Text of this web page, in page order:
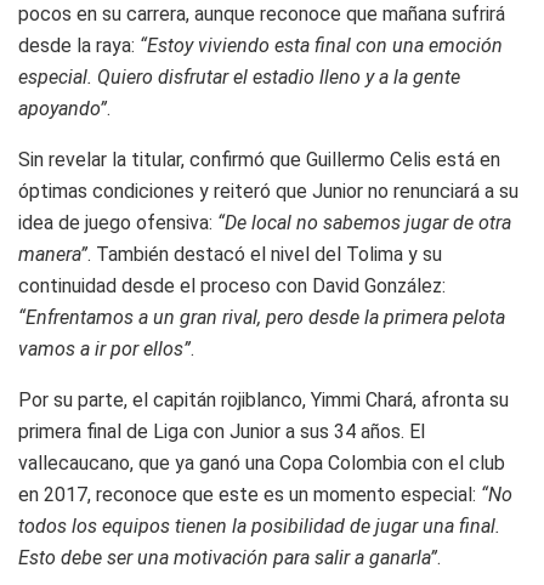
pocos en su carrera, aunque reconoce que mañana sufrirá
desde la raya: “Estoy viviendo esta final con una emoción
especial. Quiero disfrutar el estadio lleno y a la gente
apoyando”.
Sin revelar la titular, confirmó que Guillermo Celis está en
óptimas condiciones y reiteró que Junior no renunciará a su
idea de juego ofensiva: “De local no sabemos jugar de otra
manera”. También destacó el nivel del Tolima y su
continuidad desde el proceso con David González:
“Enfrentamos a un gran rival, pero desde la primera pelota
vamos a ir por ellos”.
Por su parte, el capitán rojiblanco, Yimmi Chará, afronta su
primera final de Liga con Junior a sus 34 años. El
vallecaucano, que ya ganó una Copa Colombia con el club
en 2017, reconoce que este es un momento especial: “No
todos los equipos tienen la posibilidad de jugar una final.
Esto debe ser una motivación para salir a ganarla”.